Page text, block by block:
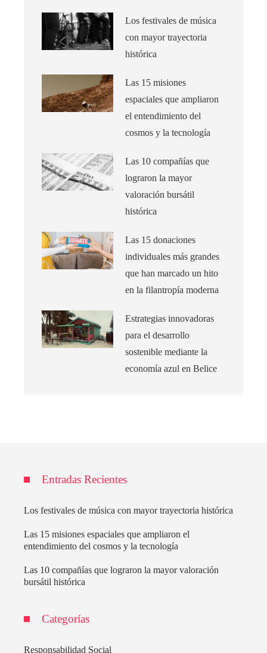
Los festivales de música
con mayor trayectoria
histórica
Las 15 misiones
espaciales que ampliaron
el entendimiento del
cosmos y la tecnología
Las 10 compañías que
lograron la mayor
valoración bursátil
histórica
Las 15 donaciones
individuales más grandes
que han marcado un hito
en la filantropía moderna
Estrategias innovadoras
para el desarrollo
sostenible mediante la
economía azul en Belice
Entradas Recientes
Los festivales de música con mayor trayectoria histórica
Las 15 misiones espaciales que ampliaron el
entendimiento del cosmos y la tecnología
Las 10 compañías que lograron la mayor valoración
bursátil histórica
Categorías
Responsabilidad Social